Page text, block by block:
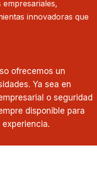
empresariales,
innovadoras que
ofrecemos un
Ya sea en
o seguridad
disponible para